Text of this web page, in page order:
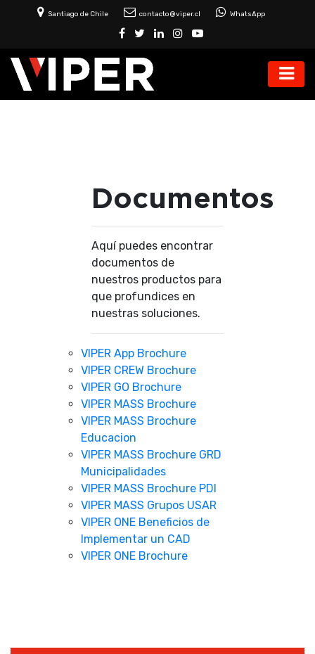
Santiago de Chile contacto@viper.cl WhatsApp
Documentos
Aquí puedes encontrar
documentos de
nuestros productos para
que profundices en
nuestras soluciones.
VIPER App Brochure
VIPER CREW Brochure
VIPER GO Brochure
VIPER MASS Brochure
VIPER MASS Brochure
Educacion
VIPER MASS Brochure GRD
Municipalidades
VIPER MASS Brochure PDI
VIPER MASS Grupos USAR
VIPER ONE Beneficios de
Implementar un CAD
VIPER ONE Brochure